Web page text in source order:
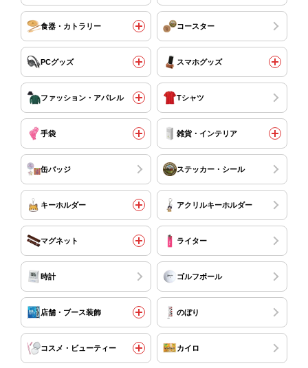
食器・カトラリー コースター
PCグッズ スマホグッズ
ファッション・アパレル Tシャツ
手袋 雑貨・インテリア
缶バッジ ステッカー・シール
キーホルダー アクリルキーホルダー
マグネット ライター
時計 ゴルフボール
店舗・ブース装飾 のぼり
コスメ・ビューティー カイロ